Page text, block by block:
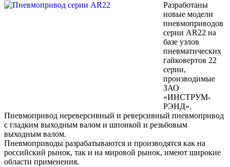
Разработаны
новые модели
пневмоприводов
серии AR22 на
базе узлов
пневматических
гайковертов 22
серии,
производимые
ЗАО
«ИНСТРУМ-
РЭНД».
Пневмопривод нереверсивный и реверсивный пневмопривод
с гладким выходным валом и шпонкой и резьбовым
выходным валом.
Пневмоприводы разрабатываются и производятся как на
российский рынок, так и на мировой рынок, имеют широкие
области применения.